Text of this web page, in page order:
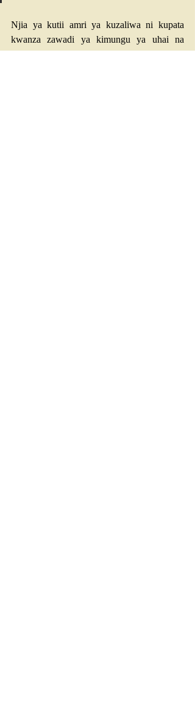
Njia ya kutii amri ya kuzaliwa ni kupata
kwanza zawadi ya kimungu ya uhai na
pumzi, na kisha kufanya kile ambacho watu